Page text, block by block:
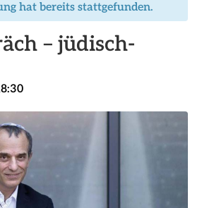
hat bereits stattgefunden.
– jüdisch-